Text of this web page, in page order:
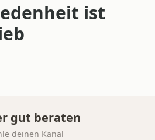
ist
gut beraten
deinen Kanal